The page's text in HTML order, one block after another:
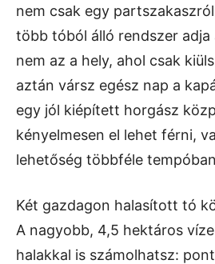
nem csak egy
több tóból álló rendszer adja
nem az a hely, ahol csak
aztán vársz egész nap a
egy jól kiépített horgász
kényelmesen el lehet férni,
lehetőség többféle
Két gazdagon halasított tó
A nagyobb, 4,5 hektáros
halakkal is számolhatsz: